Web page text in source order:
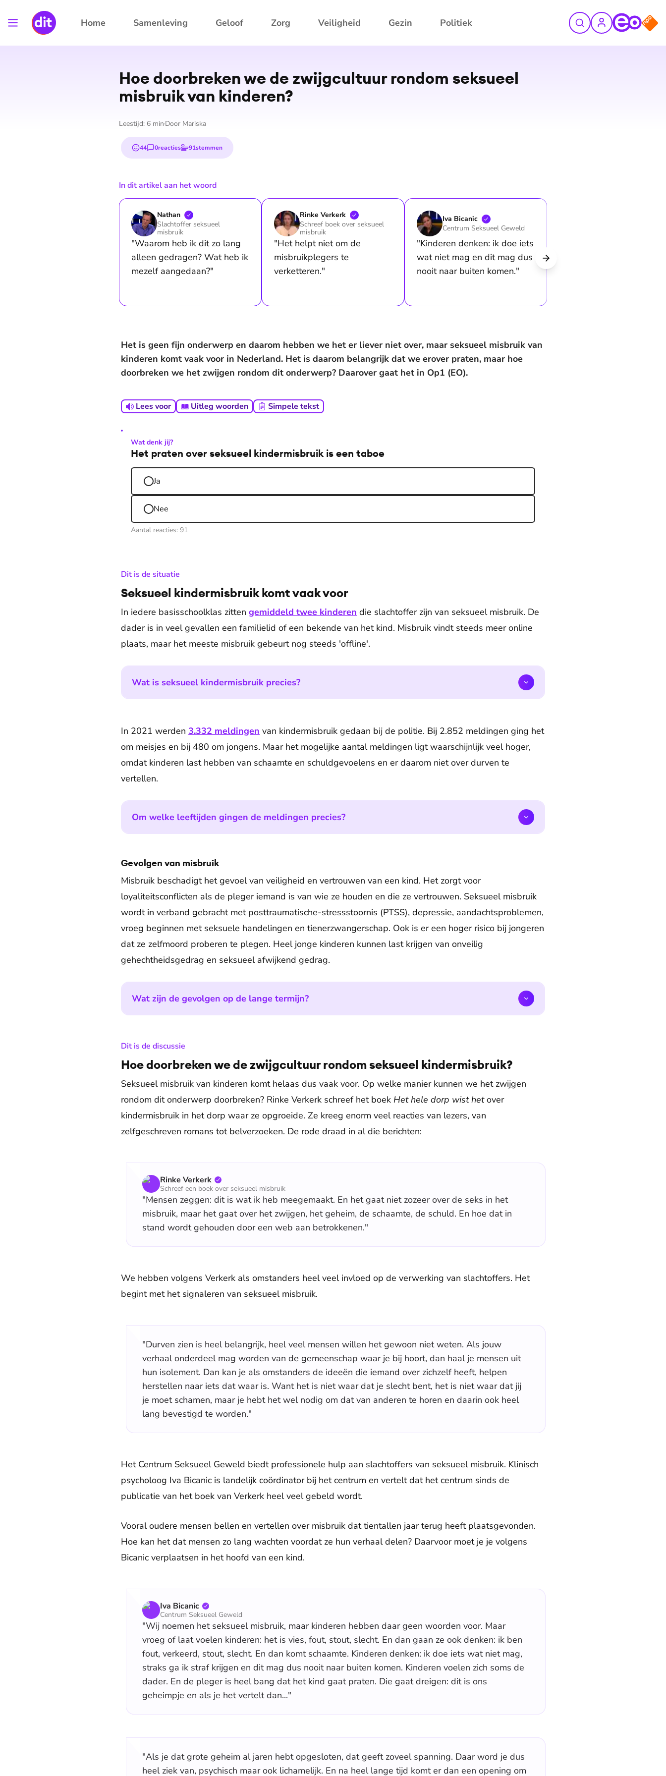
Home Samenleving Geloof Zorg Veiligheid Gezin Politiek
©ANP
Hoe doorbreken we de zwijgcultuur rondom seksueel
misbruik van kinderen?
Leestijd: 6 min Door Mariska
44
emojis0reacties 91stemmen
In dit artikel aan het woord
Nathan
Slachtoffer seksueel
misbruik
"Waarom heb ik dit zo lang
alleen gedragen? Wat heb ik
mezelf aangedaan?"
Rinke Verkerk
Schreef boek over seksueel
misbruik
"Het helpt niet om de
misbruikplegers te
verketteren."
Iva Bicanic
Centrum Seksueel Geweld
"Kinderen denken: ik doe iets
wat niet mag en dit mag dus
nooit naar buiten komen."
Het is geen fijn onderwerp en daarom hebben we het er liever niet over, maar seksueel misbruik van
kinderen komt vaak voor in Nederland. Het is daarom belangrijk dat we erover praten, maar hoe
doorbreken we het zwijgen rondom dit onderwerp? Daarover gaat het in Op1 (EO).
Lees voor Uitleg woorden Simpele tekst
Wat denk jij?
Het praten over seksueel kindermisbruik is een taboe
Ja
Nee
Aantal reacties: 91
Dit is de situatie
Seksueel kindermisbruik komt vaak voor
In iedere basisschoolklas zitten gemiddeld twee kinderen die slachtoffer zijn van seksueel misbruik. De
dader is in veel gevallen een familielid of een bekende van het kind. Misbruik vindt steeds meer online
plaats, maar het meeste misbruik gebeurt nog steeds 'offline'.
Wat is seksueel kindermisbruik precies?
In 2021 werden 3.332 meldingen van kindermisbruik gedaan bij de politie. Bij 2.852 meldingen ging het
om meisjes en bij 480 om jongens. Maar het mogelijke aantal meldingen ligt waarschijnlijk veel hoger,
omdat kinderen last hebben van schaamte en schuldgevoelens en er daarom niet over durven te
vertellen.
Om welke leeftijden gingen de meldingen precies?
Gevolgen van misbruik
Misbruik beschadigt het gevoel van veiligheid en vertrouwen van een kind. Het zorgt voor
loyaliteitsconflicten als de pleger iemand is van wie ze houden en die ze vertrouwen. Seksueel misbruik
wordt in verband gebracht met posttraumatische-stressstoornis (PTSS), depressie, aandachtsproblemen,
vroeg beginnen met seksuele handelingen en tienerzwangerschap. Ook is er een hoger risico bij jongeren
dat ze zelfmoord proberen te plegen. Heel jonge kinderen kunnen last krijgen van onveilig
gehechtheidsgedrag en seksueel afwijkend gedrag.
Wat zijn de gevolgen op de lange termijn?
Dit is de discussie
Hoe doorbreken we de zwijgcultuur rondom seksueel kindermisbruik?
Seksueel misbruik van kinderen komt helaas dus vaak voor. Op welke manier kunnen we het zwijgen
rondom dit onderwerp doorbreken? Rinke Verkerk schreef het boek Het hele dorp wist hetover
kindermisbruik in het dorp waar ze opgroeide. Ze kreeg enorm veel reacties van lezers, van
zelfgeschreven romans tot belverzoeken. De rode draad in al die berichten:
Rinke Verkerk
Schreef een boek over seksueel misbruik
"Mensen zeggen: dit is wat ik heb meegemaakt. En het gaat niet zozeer over de seks in het
misbruik, maar het gaat over het zwijgen, het geheim, de schaamte, de schuld. En hoe dat in
stand wordt gehouden door een web aan betrokkenen."
We hebben volgens Verkerk als omstanders heel veel invloed op de verwerking van slachtoffers. Het
begint met het signaleren van seksueel misbruik.
"Durven zien is heel belangrijk, heel veel mensen willen het gewoon niet weten. Als jouw
verhaal onderdeel mag worden van de gemeenschap waar je bij hoort, dan haal je mensen uit
hun isolement. Dan kan je als omstanders de ideeën die iemand over zichzelf heeft, helpen
herstellen naar iets dat waar is. Want het is niet waar dat je slecht bent, het is niet waar dat jij
je moet schamen, maar je hebt het wel nodig om dat van anderen te horen en daarin ook heel
lang bevestigd te worden."
Het Centrum Seksueel Geweld biedt professionele hulp aan slachtoffers van seksueel misbruik. Klinisch
psycholoog Iva Bicanic is landelijk coördinator bij het centrum en vertelt dat het centrum sinds de
publicatie van het boek van Verkerk heel veel gebeld wordt.
Vooral oudere mensen bellen en vertellen over misbruik dat tientallen jaar terug heeft plaatsgevonden.
Hoe kan het dat mensen zo lang wachten voordat ze hun verhaal delen? Daarvoor moet je je volgens
Bicanic verplaatsen in het hoofd van een kind.
Iva Bicanic
Centrum Seksueel Geweld
"Wij noemen het seksueel misbruik, maar kinderen hebben daar geen woorden voor. Maar
vroeg of laat voelen kinderen: het is vies, fout, stout, slecht. En dan gaan ze ook denken: ik ben
fout, verkeerd, stout, slecht. En dan komt schaamte. Kinderen denken: ik doe iets wat niet mag,
straks ga ik straf krijgen en dit mag dus nooit naar buiten komen. Kinderen voelen zich soms de
dader. En de pleger is heel bang dat het kind gaat praten. Die gaat dreigen: dit is ons
geheimpje en als je het vertelt dan..."
"Als je dat grote geheim al jaren hebt opgesloten, dat geeft zoveel spanning. Daar word je dus
heel ziek van, psychisch maar ook lichamelijk. En na heel lange tijd komt er dan een opening om